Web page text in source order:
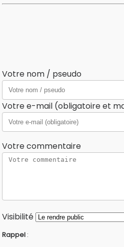
Votre nom / pseudo
Votre e-mail (obligatoire et
Votre commentaire
Visibilité
Rappel :